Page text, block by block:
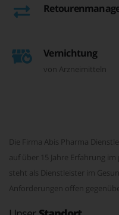
Vernichtung
von Arzneimitteln
Die Firma Abis Pharma
auf über 15 Jahre Erfahrung
steht als Dienstleister im
Anforderungen offen